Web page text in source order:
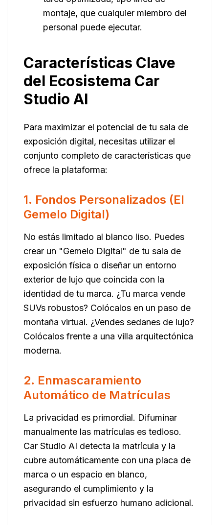
montaje, que cualquier miembro del
personal puede ejecutar.
Características Clave
del Ecosistema Car
Studio AI
Para maximizar el potencial de tu sala de
exposición digital, necesitas utilizar el
conjunto completo de características que
ofrece la plataforma:
1. Fondos Personalizados (El
Gemelo Digital)
No estás limitado al blanco liso. Puedes
crear un "Gemelo Digital" de tu sala de
exposición física o diseñar un entorno
exterior de lujo que coincida con la
identidad de tu marca. ¿Tu marca vende
SUVs robustos? Colócalos en un paso de
montaña virtual. ¿Vendes sedanes de lujo?
Colócalos frente a una villa arquitectónica
moderna.
2. Enmascaramiento
Automático de Matrículas
La privacidad es primordial. Difuminar
manualmente las matrículas es tedioso.
Car Studio AI detecta la matrícula y la
cubre automáticamente con una placa de
marca o un espacio en blanco,
asegurando el cumplimiento y la
privacidad sin esfuerzo humano adicional.